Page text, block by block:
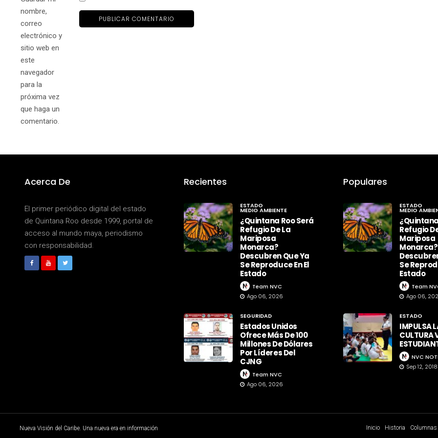
nombre,
correo
electrónico y
sitio web en
este
navegador
para la
próxima vez
que haga un
comentario.
Acerca De
El primer periódico digital del estado
de Quintana Roo desde 1999, portal de
acceso al mundo maya, periodismo
con responsabilidad.
Recientes
ESTADO
MEDIO AMBIENTE
¿Quintana Roo Será
Refugio De La
Mariposa
Monarca?
Descubren Que Ya
Se Reproduce En El
Estado
Team NVC
Ago 06, 2026
SEGURIDAD
Estados Unidos
Ofrece Más De 100
Millones De Dólares
Por Líderes Del
CJNG
Team NVC
Ago 06, 2026
Populares
ESTADO
MEDIO
Refugio
Mariposa
Monarca?
Se
Estado
Team
Ago 06,
ESTADO
IMPULSA
CULTURA
NVC
Sep 12, 2018
Nueva Visión del Caribe. Una nueva era en información Inicio Historia Columnas